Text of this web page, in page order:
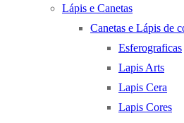
Lápis e Canetas
Canetas e Lápis de
Esferograficas
Lapis Arts
Lapis Cera
Lapis Cores